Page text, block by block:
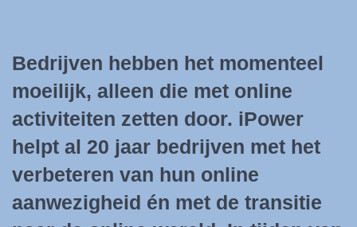
Bedrijven hebben het momenteel
moeilijk, alleen die met online
activiteiten zetten door. iPower
helpt al 20 jaar bedrijven met het
verbeteren van hun online
aanwezigheid én met de transitie